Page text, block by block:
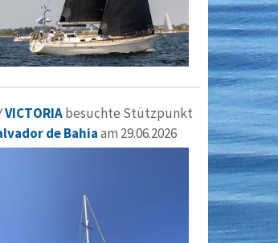
VICTORIAbesuchte Stützpunkt
de Bahiaam 29.06.2026